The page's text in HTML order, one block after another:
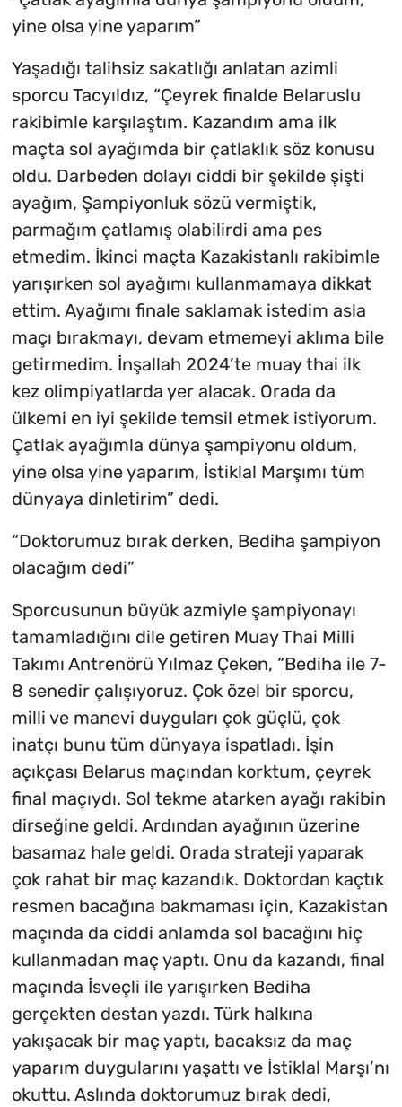
yine olsa yine yaparım”
Yaşadığı talihsiz sakatlığı anlatan azimli
sporcu Tacyıldız, “Çeyrek finalde Belaruslu
rakibimle karşılaştım. Kazandım ama ilk
maçta sol ayağımda bir çatlaklık söz konusu
oldu. Darbeden dolayı ciddi bir şekilde şişti
ayağım, Şampiyonluk sözü vermiştik,
parmağım çatlamış olabilirdi ama pes
etmedim. İkinci maçta Kazakistanlı rakibimle
yarışırken sol ayağımı kullanmamaya dikkat
ettim. Ayağımı finale saklamak istedim asla
maçı bırakmayı, devam etmemeyi aklıma bile
getirmedim. İnşallah 2024’te muay thai ilk
kez olimpiyatlarda yer alacak. Orada da
ülkemi en iyi şekilde temsil etmek istiyorum.
Çatlak ayağımla dünya şampiyonu oldum,
yine olsa yine yaparım, İstiklal Marşımı tüm
dünyaya dinletirim” dedi.
“Doktorumuz bırak derken, Bediha şampiyon
olacağım dedi”
Sporcusunun büyük azmiyle şampiyonayı
tamamladığını dile getiren Muay Thai Milli
Takımı Antrenörü Yılmaz Çeken, “Bediha ile 7-
8 senedir çalışıyoruz. Çok özel bir sporcu,
milli ve manevi duyguları çok güçlü, çok
inatçı bunu tüm dünyaya ispatladı. İşin
açıkçası Belarus maçından korktum, çeyrek
final maçıydı. Sol tekme atarken ayağı rakibin
dirseğine geldi. Ardından ayağının üzerine
basamaz hale geldi. Orada strateji yaparak
çok rahat bir maç kazandık. Doktordan kaçtık
resmen bacağına bakmaması için, Kazakistan
maçında da ciddi anlamda sol bacağını hiç
kullanmadan maç yaptı. Onu da kazandı, final
maçında İsveçli ile yarışırken Bediha
gerçekten destan yazdı. Türk halkına
yakışacak bir maç yaptı, bacaksız da maç
yaparım duygularını yaşattı ve İstiklal Marşı’nı
okuttu. Aslında doktorumuz bırak dedi,